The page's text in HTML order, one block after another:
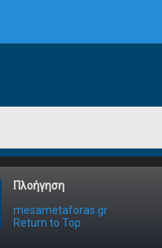
Πλοήγηση
mesametaforas.gr
Return to Top